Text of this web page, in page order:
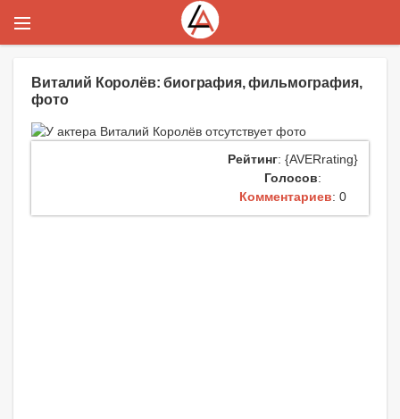
Виталий Королёв: биография, фильмография,
фото
Рейтинг: {AVERrating}
Голосов:
Комментариев: 0